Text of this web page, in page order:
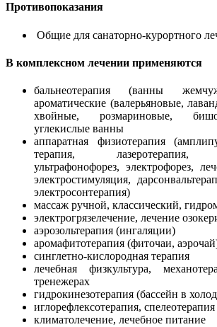
Противопоказания
Общие для санаторно-курортного
В комплексном лечении применяются
бальнеотерапия (ванны
ароматические (валерьяновые,
хвойные, розмариновые,
углекислые ванны
аппаратная физиотерапия
терапия, лазеротерапия,
ультрафонофорез, электрофорез,
электростимуляция,
электросонтерапия)
массаж ручной, классический,
электрогрязелечение, лечение
аэрозольтерапия (ингаляции)
аромафитотерапия (фиточаи,
синглетно-кислородная терапия
лечебная физкультура,
тренежерах
гидрокинезотерапия (бассейн в
иглорефлексотерапия,
климатолечение, лечебное питание